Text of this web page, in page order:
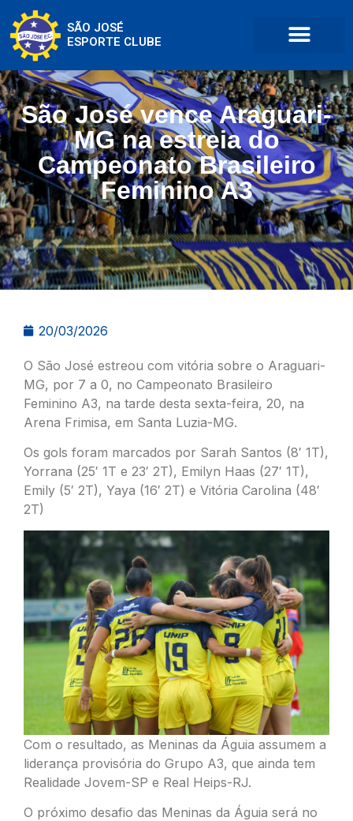
SÃO JOSÉ
ESPORTE CLUBE
São José vence Araguari-
MG na estreia do
Campeonato Brasileiro
Feminino A3
20/03/2026
O São José estreou com vitória sobre o Araguari-
MG, por 7 a 0, no Campeonato Brasileiro
Feminino A3, na tarde desta sexta-feira, 20, na
Arena Frimisa, em Santa Luzia-MG.
Os gols foram marcados por Sarah Santos (8′ 1T),
Yorrana (25′ 1T e 23′ 2T), Emilyn Haas (27′ 1T),
Emily (5′ 2T), Yaya (16′ 2T) e Vitória Carolina (48′
2T)
Com o resultado, as Meninas da Águia assumem a
liderança provisória do Grupo A3, que ainda tem
Realidade Jovem-SP e Real Heips-RJ.
O próximo desafio das Meninas da Águia será no